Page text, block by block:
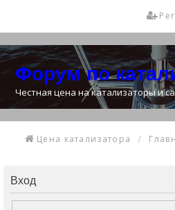
Форум по
Честная цена на катализаторы и
Цена катализатора
Вход